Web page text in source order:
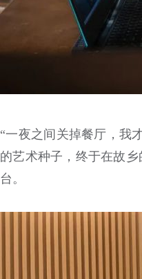
“一夜之间关掉餐厅，我
的艺术种子，终于在故
台。